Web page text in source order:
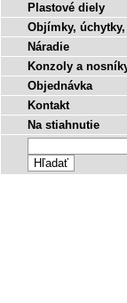
Plastové diely
Objímky,
Náradie
Konzoly a
Objednávka
Kontakt
Na stiahnutie